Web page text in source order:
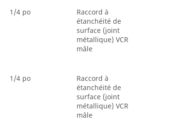
1/4 po
Raccord à
étanchéité de
surface (joint
métallique) VCR
mâle
1/4 po
Raccord à
étanchéité de
surface (joint
métallique) VCR
mâle